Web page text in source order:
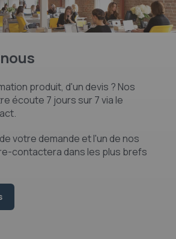
produit, d'un devis ? Nos
écoute 7 jours sur 7 via le
votre demande et l'un de nos
contactera dans les plus brefs